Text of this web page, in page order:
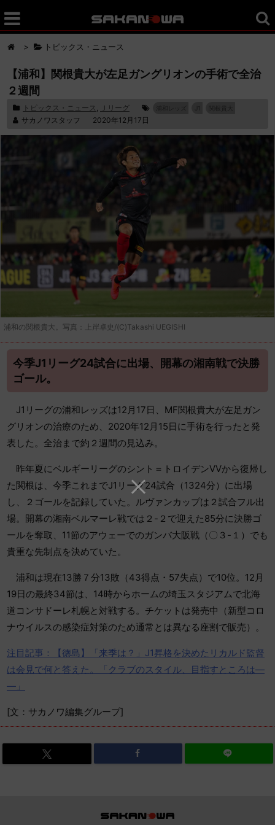
> トピックス・ニュース
【浦和】関根貴大が左足ガングリオンの手術で全治
２週間
トピックス・ニュース , Ｊリーグ
サカノワスタッフ 2020年12月17日
浦和の関根貴大。写真：上岸卓史/(C)Takashi UEGISHI
今季J1リーグ24試合に出場、開幕の湘南戦で決勝
ゴール。
J1リーグの浦和レッズは12月17日、MF関根貴大が左足ガン
グリオンの治療のため、2020年12月15日に手術を行ったと発
表した。全治まで約２週間の見込み。
昨年夏にベルギーリーグのシント＝トロイデンVVから復帰し
た関根は、今季これまでJ1リーグ24試合（1324分）に出場
し、２ゴールを記録していた。ルヴァンカップは２試合フル出
場。開幕の湘南ベルマーレ戦では２-２で迎えた85分に決勝ゴ
ールを奪取、11節のアウェーでのガンバ大阪戦（〇３-１）でも
貴重な先制点を決めていた。
浦和は現在13勝７分13敗（43得点・57失点）で10位。12月
19日の最終34節は、14時からホームの埼玉スタジアムで北海
道コンサドーレ札幌と対戦する。チケットは発売中（新型コロ
ナウイルスの感染症対策のため通常とは異なる座割で販売）。
注目記事：【徳島】「来季は？」J1昇格を決めたリカルド監督
は会見で何と答えた。「クラブのスタイル、目指すところは―
―」
[文：サカノワ編集グループ]